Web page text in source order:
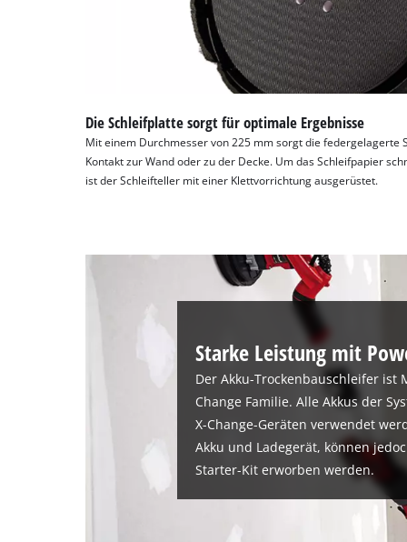
Die Schleifplatte sorgt für optimale Ergebnisse
Mit einem Durchmesser von 225 mm sorgt die federgelagerte
Kontakt zur Wand oder zu der Decke. Um das Schleifpapier
ist der Schleifteller mit einer Klettvorrichtung ausgerüstet.
Starke Leistung mit
Der Akku-Trockenbauschleifer ist
Change Familie. Alle Akkus der
X-Change-Geräten verwendet
Akku und Ladegerät, können
Starter-Kit erworben werden.